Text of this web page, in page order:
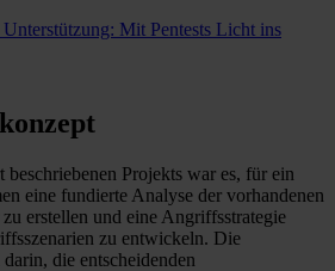
Mit Pentests Licht ins
Projekts war es, für ein
eine fundierte Analyse der vorhandenen
erstellen und eine Angriffsstrategie
zu entwickeln. Die
die entscheidenden